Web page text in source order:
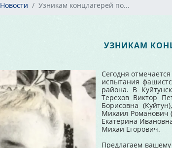
Новости Узникам концлагерей по...
УЗНИКАМ
Сегодня
испытания
района. В
Терехов Виктор
Борисовна
Михаил Романович
Екатерина
Михаи Егорович.
Предлагаем